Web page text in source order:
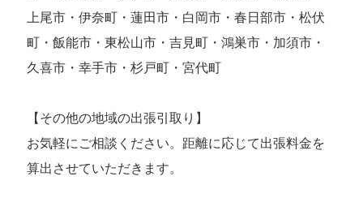
上尾市・伊奈町・蓮田市・白岡市・春日部市・松伏
町・飯能市・東松山市・吉見町・鴻巣市・加須市・
久喜市・幸手市・杉戸町・宮代町
【その他の地域の出張引取り】
お気軽にご相談ください。距離に応じて出張料金を
算出させていただきます。